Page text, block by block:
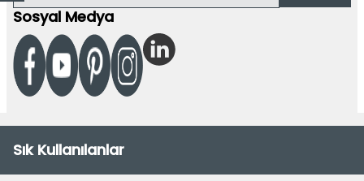
Sosyal Medya
Sık Kullanılanlar